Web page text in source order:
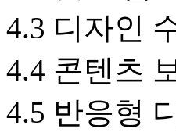
4.3 디자인
4.4 콘텐츠
4.5 반응형